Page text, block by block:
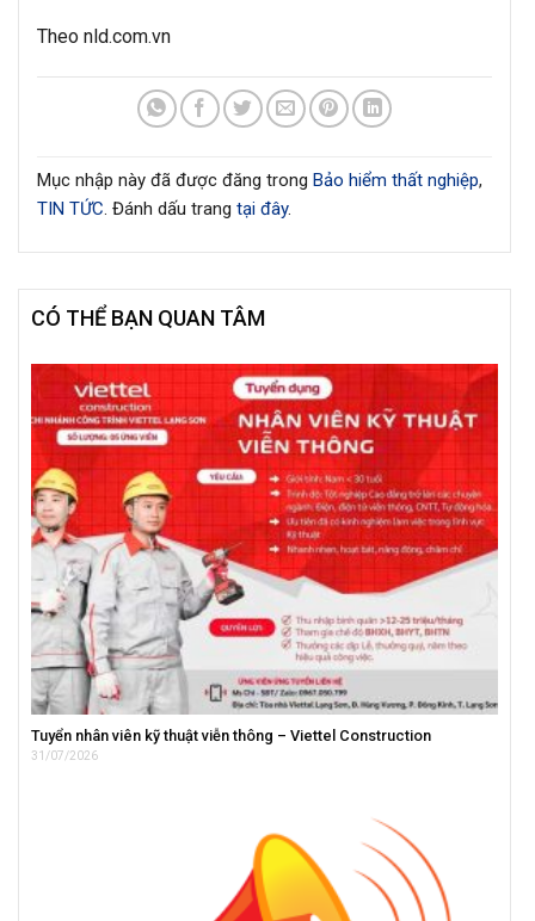
Theo nld.com.vn
Mục nhập này đã được đăng trong Bảo hiểm thất nghiệp,
TIN TỨC. Đánh dấu trang tại đây.
CÓ THỂ BẠN QUAN TÂM
Tuyển nhân viên kỹ thuật viễn thông – Viettel Construction
31/07/2026